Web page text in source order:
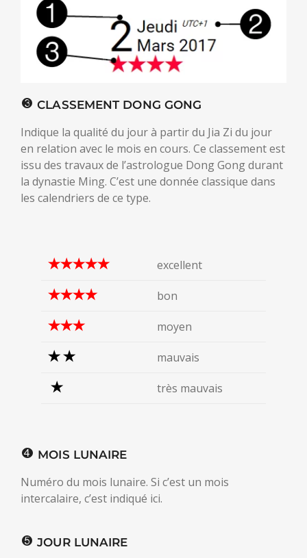
CLASSEMENT DONG GONG
Indique la qualité du jour à partir du Jia Zi du jour
en relation avec le mois en cours. Ce classement est
issu des travaux de l’astrologue Dong Gong durant
la dynastie Ming. C’est une donnée classique dans
les calendriers de ce type.
excellent
bon
moyen
mauvais
très mauvais
MOIS LUNAIRE
Numéro du mois lunaire. Si c’est un mois
intercalaire, c’est indiqué ici.
JOUR LUNAIRE